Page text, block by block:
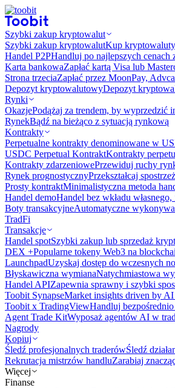
Szybki zakup kryptowalut
Szybki zakup kryptowalutKup
Handel P2PHandluj po najlepszych cenach
Karta bankowaZapłać kartą Visa lub
Strona trzeciaZapłać przez MoonPay,
Depozyt kryptowalutowyDepozyt
Rynki
OkazjePodążaj za trendem, by wyprzedzić
RynekBądź na bieżąco z sytuacją rynkową
Kontrakty
Perpetualne kontrakty denominowane w
USDC Perpetual KontraktKontrakty
Kontrakty zdarzeniowePrzewiduj ruchy
Rynek prognostyczny​​Przekształcaj
Prosty kontraktMinimalistyczna metoda
Handel demoHandel bez wkładu
Boty transakcyjneAutomatyczne
TradFi
Transakcje
Handel spotSzybki zakup lub sprzedaż
DEX +Popularne tokeny Web3 na
LaunchpadUzyskaj dostęp do wczesnych
Błyskawiczna wymianaNatychmiastowa
Handel APIZapewnia sprawny i szybki
Toobit SynapseMarket insights driven by AI
Toobit x TradingViewHandluj
Agent Trade KitWyposaż agentów AI w
Nagrody
Kopiuj
Śledź profesjonalnych traderówŚledź
Rekrutacja mistrzów handluZarabiaj
Więcej
Finanse